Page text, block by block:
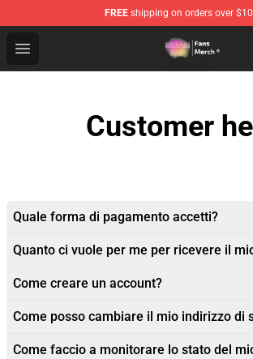
FREE shipping on orders over
Open menu
Dream SMP Store - Official Dream
Customer
Quale forma di pagamento accetti?
Quanto ci vuole per me per ricevere il
Come creare un account?
Come posso cambiare il mio indirizzo di
Come faccio a monitorare lo stato del